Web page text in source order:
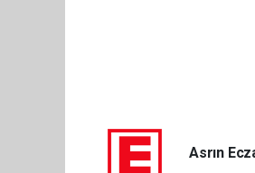
Asrın